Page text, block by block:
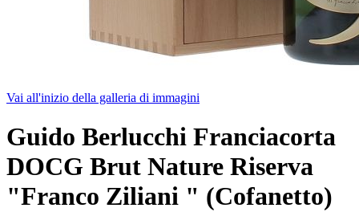
Vai all'inizio della galleria di immagini
Guido Berlucchi Franciacorta
DOCG Brut Nature Riserva
"Franco Ziliani " (Cofanetto)